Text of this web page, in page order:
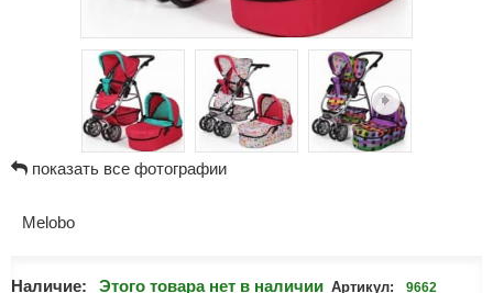
показать все фотографии
Melobo
Наличие: Этого товара нет в наличии Артикул: 9662